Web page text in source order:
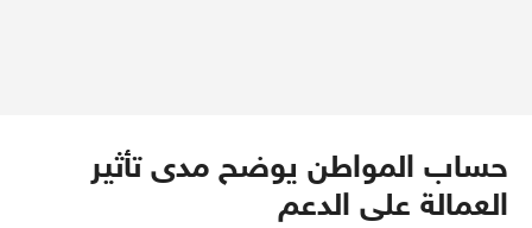
حساب المواطن يوضح مدى تأثير
العمالة على الدعم